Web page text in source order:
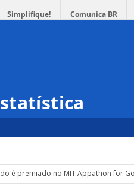
Simplifique! Comunica BR
é premiado no MIT Appathon for